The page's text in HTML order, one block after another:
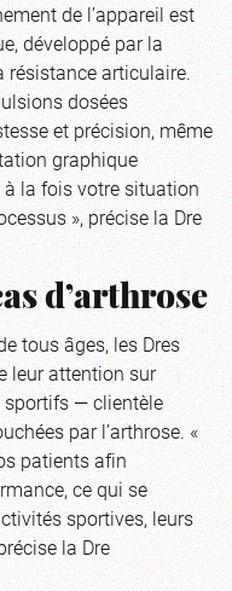
de l’appareil est
développé par la
résistance articulaire.
dosées
et précision, même
graphique
la fois votre situation
», précise la Dre
d’arthrose
tous âges, les Dres
leur attention sur
sportifs — clientèle
par l’arthrose. «
patients afin
ce qui se
sportives, leurs
la Dre